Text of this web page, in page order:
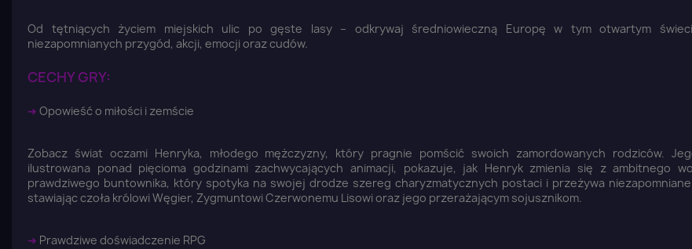
Od tętniących życiem miejskich ulic po gęste lasy – odkrywaj średniowieczną Europę w tym otwartym
niezapomnianych przygód, akcji, emocji oraz cudów.
CECHY GRY:
➜ Opowieść o miłości i zemście
Zobacz świat oczami Henryka, młodego mężczyzny, który pragnie pomścić swoich zamordowanych rodziców.
ilustrowana ponad pięcioma godzinami zachwycających animacji, pokazuje, jak Henryk zmienia się z ambitnego
prawdziwego buntownika, który spotyka na swojej drodze szereg charyzmatycznych postaci i przeżywa
stawiając czoła królowi Węgier, Zygmuntowi Czerwonemu Lisowi oraz jego przerażającym sojusznikom.
➜ Prawdziwe doświadczenie RPG